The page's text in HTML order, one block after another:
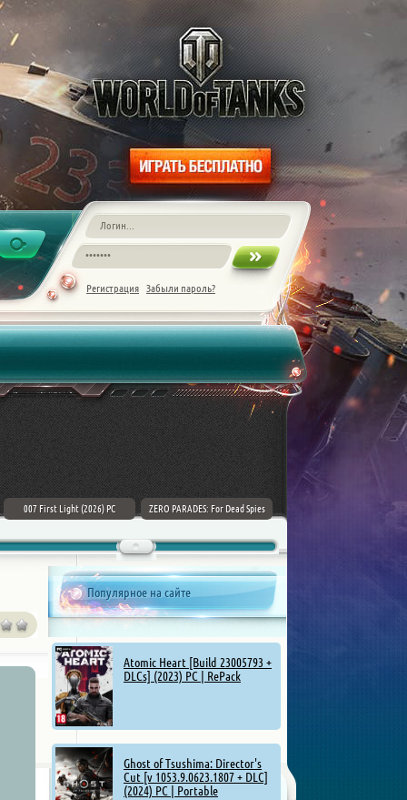
Регистрация Забыли пароль?
007 First Light (2026) PC
ZERO PARADES: For Dead Spies
Mount & Blade II: Bannerlord [v
Популярное на сайте
Atomic Heart [Build 23005793 +
DLCs] (2023) PC | RePack
Ghost of Tsushima: Director's
Cut [v 1053.9.0623.1807 + DLC]
(2024) PC | Portable